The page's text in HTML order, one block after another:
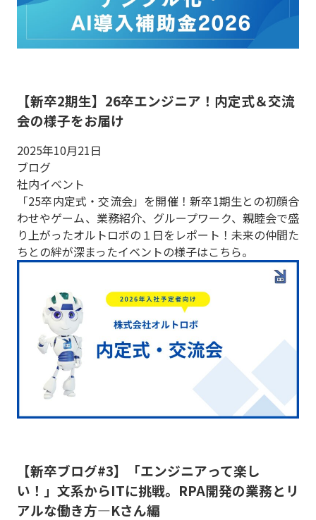
【新卒2期生】26卒エンジニア！内定式＆交流
会の様子をお届け
2025年10月21日
ブログ
社内イベント
「25卒内定式・交流会」を開催！新卒1期生との初顔合
わせやゲーム、業務紹介、グループワーク、親睦会で盛
り上がったオルトロボの１日をレポート！未来の仲間た
ちとの絆が深まったイベントの様子はこちら。
【新卒ブログ#3】「エンジニアって楽し
い！」文系からITに挑戦。RPA開発の業務とリ
アルな働き方—Kさん編